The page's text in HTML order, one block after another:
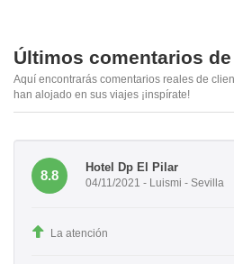
Últimos comentarios
Aquí encontrarás comentarios reales de
han alojado en sus viajes ¡inspírate!
8.8
Hotel Dp El Pilar
04/11/2021 - Luismi - Sevilla
La atención